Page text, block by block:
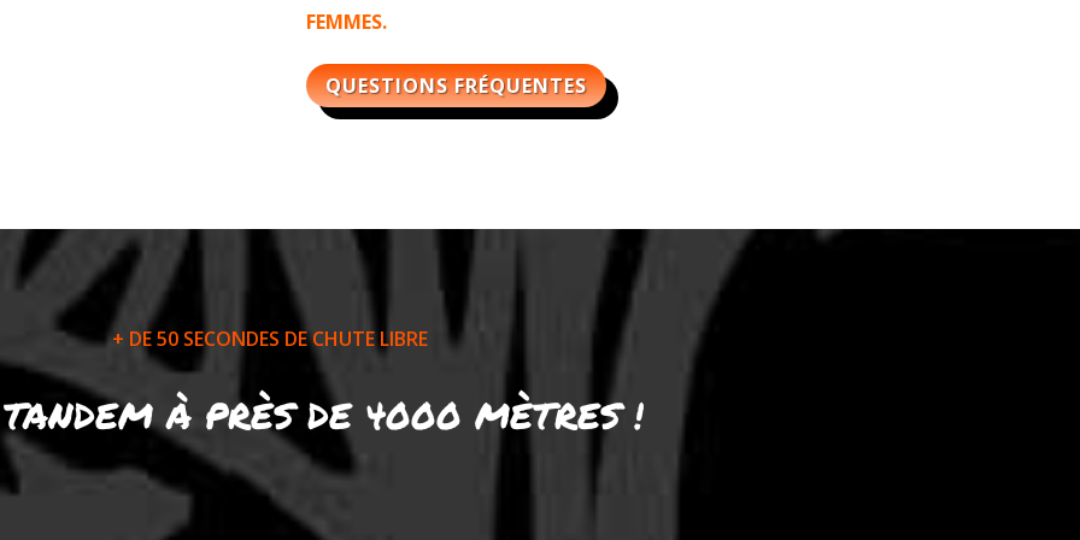
FEMMES.
QUESTIONS FRÉQUENTES
+ DE 50 SECONDES DE CHUTE LIBRE
À PRÈS DE 4000 MÈTRES !